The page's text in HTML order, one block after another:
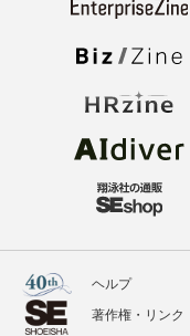
ヘルプ
著作権・リンク